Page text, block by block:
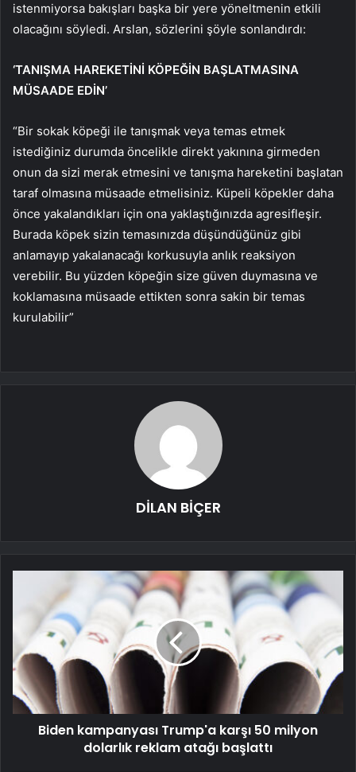
istenmiyorsa bakışları başka bir yere yöneltmenin etkili
olacağını söyledi. Arslan, sözlerini şöyle sonlandırdı:
‘TANIŞMA HAREKETİNİ KÖPEĞİN BAŞLATMASINA
MÜSAADE EDİN’
“Bir sokak köpeği ile tanışmak veya temas etmek
istediğiniz durumda öncelikle direkt yakınına girmeden
onun da sizi merak etmesini ve tanışma hareketini başlatan
taraf olmasına müsaade etmelisiniz. Küpeli köpekler daha
önce yakalandıkları için ona yaklaştığınızda agresifleşir.
Burada köpek sizin temasınızda düşündüğünüz gibi
anlamayıp yakalanacağı korkusuyla anlık reaksiyon
verebilir. Bu yüzden köpeğin size güven duymasına ve
koklamasına müsaade ettikten sonra sakin bir temas
kurulabilir”
DİLAN BİÇER
Biden kampanyası Trump'a karşı 50 milyon
dolarlık reklam atağı başlattı